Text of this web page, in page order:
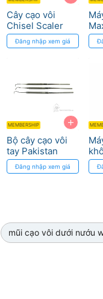
Cây cạo vôi
Chisel Scaler
Osung
Đăng nhập xem giá
+
MEMBERSHIP
Bộ cây cạo vôi
tay Pakistan
Đăng nhập xem giá
mũi cạo vôi dưới nướu